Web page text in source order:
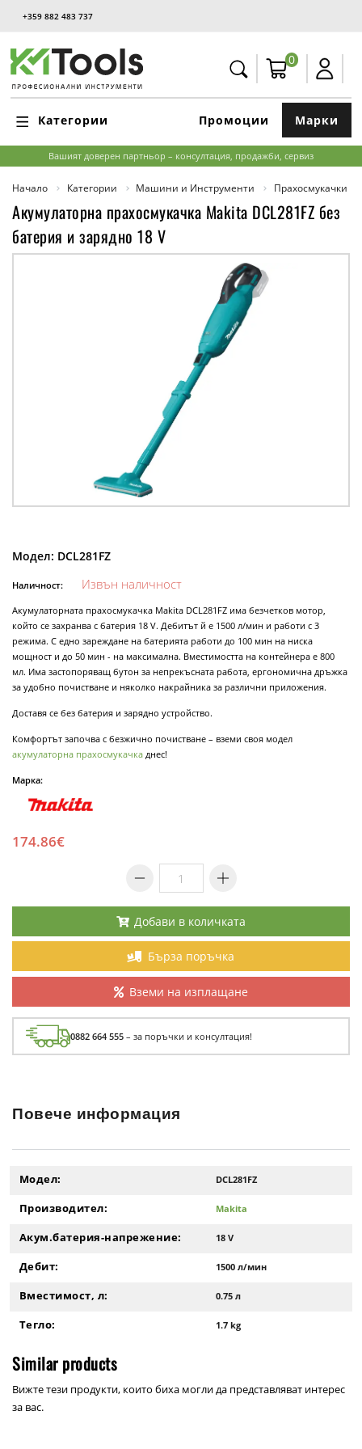
+359 882 483 737
0
Категории Марки
Промоции
Вашият доверен партньор – консултация, продажби, сервиз
Начало Категории Машини и Инструменти Прахосмукачки
Aкумулаторна прахосмукачка Makita DCL281FZ без
батерия и зарядно 18 V
Модел: DCL281FZ
Наличност: Извън наличност
Акумулаторната прахосмукачка Makita DCL281FZ има безчетков мотор,
който се захранва с батерия 18 V. Дебитът й е 1500 л/мин и работи с 3
режима. С едно зареждане на батерията работи до 100 мин на ниска
мощност и до 50 мин - на максимална. Вместимостта на контейнера е 800
мл. Има застопоряващ бутон за непрекъсната работа, ергономична дръжка
за удобно почистване и няколко накрайника за различни приложения.
Доставя се без батерия и зарядно устройство.
Комфортът започва с безжично почистване – вземи своя модел
акумулаторна прахосмукачка днес!
Марка:
174.86€
Добави в количката
Бърза поръчка
Вземи на изплащане
0882 664 555 – за поръчки и консултация!
Повече информация
Модел: DCL281FZ
Производител: Makita
Акум.батерия-напрежение: 18 V
Дебит: 1500 л/мин
Вместимост, л: 0.75 л
Тегло: 1.7 kg
Similar products
Вижте тези продукти, които биха могли да представляват интерес
за вас.